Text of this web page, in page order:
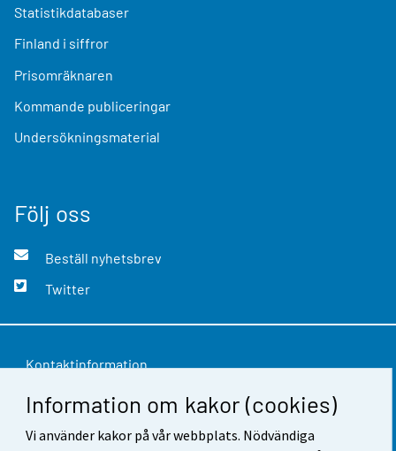
Information om kakor (cookies)
Vi använder kakor på vår webbplats. Nödvändiga
Statistikdatabaser
Finland i siffror
Prisomräknaren
Kommande publiceringar
Undersökningsmaterial
Följ oss
Beställ nyhetsbrev
Twitter
Kontaktinformation
Respons
Användarvillkor